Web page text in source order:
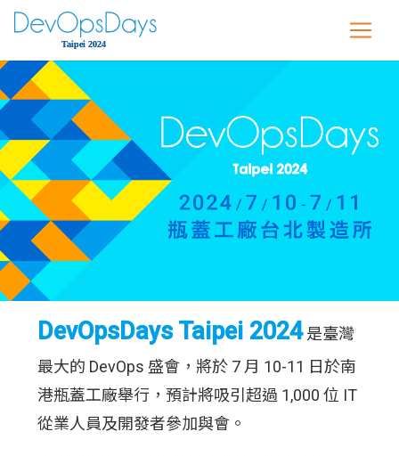
DevOpsDays Taipei 2024是臺灣
最大的 DevOps 盛會，將於 7 月 10-11 日於南
港瓶蓋工廠舉行，預計將吸引超過 1,000 位 IT
從業人員及開發者參加與會。